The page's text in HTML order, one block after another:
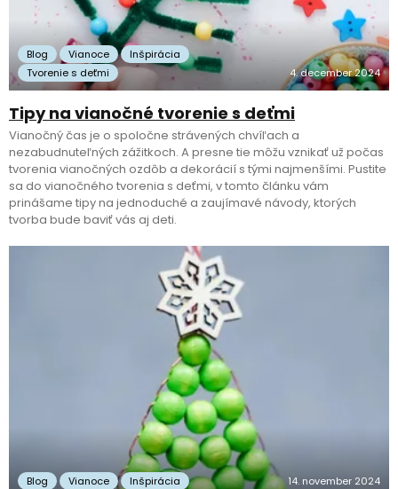
Blog Vianoce
Inšpirácia
Tvorenie s deťmi
4. december 2024
Tipy na vianočné tvorenie s deťmi
Vianočný čas je o spoločne strávených chvíľach a
nezabudnuteľných zážitkoch. A presne tie môžu vznikať už počas
tvorenia vianočných ozdôb a dekorácií s tými najmenšími. Pustite
sa do vianočného tvorenia s deťmi, v tomto článku vám
prinášame tipy na jednoduché a zaujímavé návody, ktorých
tvorba bude baviť vás aj deti.
Blog Vianoce Inšpirácia 14. november 2024